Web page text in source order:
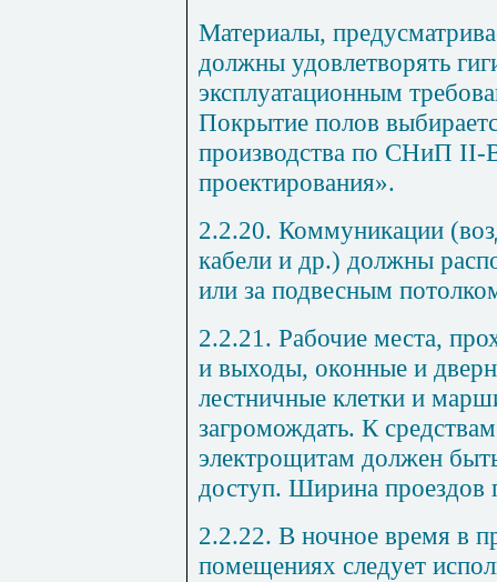
Материалы,
должны удовлетворять
эксплуатационным
Покрытие полов
производства по СНиП
проектирования».
2.2.20. Коммуникации
кабели и др.) должны
или за подвесным
2.2.21. Рабочие места,
и выходы, оконные и
лестничные клетки и
загромождать. К
электрощитам должен
доступ. Ширина проездов
2.2.22. В ночное время в
помещениях следует